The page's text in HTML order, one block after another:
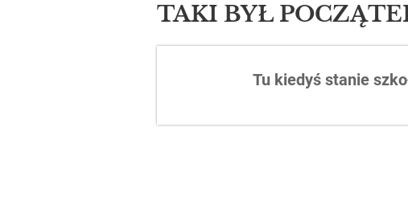
Historia
szkoły
TAKI BYŁ
Tu kiedyś stanie